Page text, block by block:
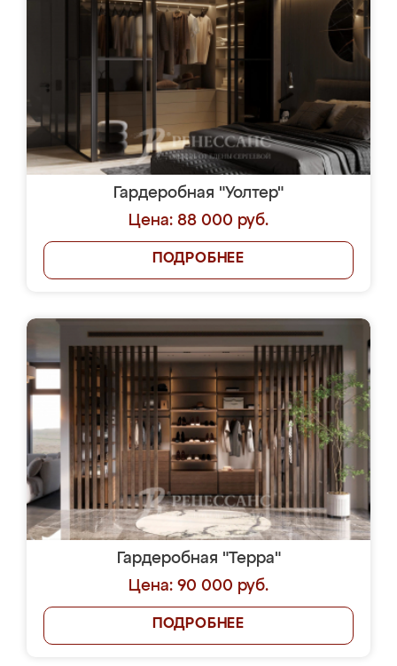
Гардеробная "Уолтер"
Цена: 88 000 руб.
ПОДРОБНЕЕ
Гардеробная "Терра"
Цена: 90 000 руб.
ПОДРОБНЕЕ